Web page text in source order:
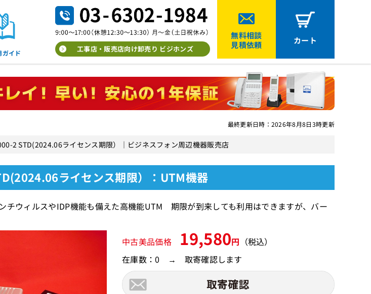
ガイド 工事店・販売店向け卸売り ビジホンズ
無料相談
見積依頼
カート
最終更新日時：2026年8月8日3時更新
2 STD(2024.06ライセンス期限）｜ビジネスフォン周辺機器販売店
ライセンス期限）：UTM機器
チウィルスやIDP機能も備えた高機能UTM 期限が到来しても利用はできますが、バー
中古美品価格 19,580円 （税込）
在庫数：0 → 取寄確認します